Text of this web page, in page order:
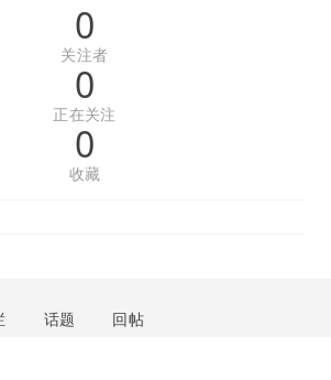
0
关注者
0
正在关注
0
收藏
话题 回帖